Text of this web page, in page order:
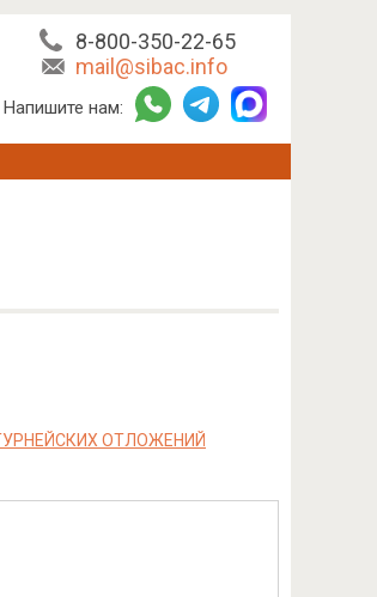
8-800-350-22-65
mail@sibac.info
Напишите нам:
ОТЛОЖЕНИЙ